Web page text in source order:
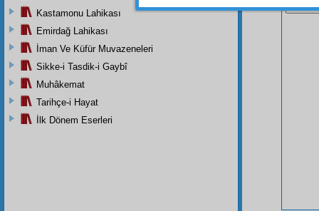
Kastamonu Lahikası
Emirdağ Lahikası
İman Ve Küfür Muvazeneleri
Sikke-i Tasdik-i Gaybî
Muhâkemat
Tarihçe-i Hayat
İlk Dönem Eserleri